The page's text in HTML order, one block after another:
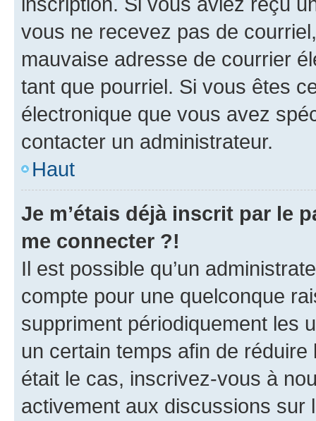
vous ne recevez pas de
mauvaise adresse de courrier
tant que pourriel. Si vous êtes
électronique que vous avez
contacter un administrateur.
Haut
Je m’étais déjà inscrit par le
me connecter ?!
Il est possible qu’un
compte pour une quelconque
suppriment périodiquement les
un certain temps afin de
était le cas, inscrivez-vous à
activement aux discussions sur